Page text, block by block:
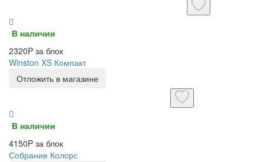
В наличии
2320P за блок
Winston XS Компакт
Отложить в магазине
В наличии
4150P за блок
Собрание Колорс